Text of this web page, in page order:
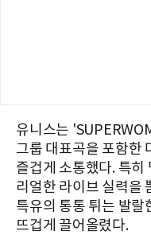
유니스는
그룹 대표곡을 포함한
즐겁게 소통했다. 특히
리얼한 라이브 실력을
특유의 통통 튀는 발랄
뜨겁게 끌어올렸다.